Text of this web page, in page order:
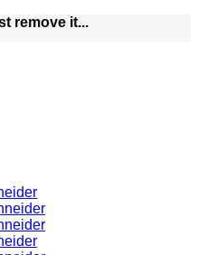
remove it...